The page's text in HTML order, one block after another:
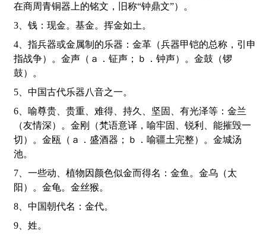
在商周青铜器上的铭文，旧称“钟鼎文”）。
3、钱：现金。基金。挥金如土。
4、指兵器或金属制的乐器：金革（兵器甲铠的总称，引申
指战争）。金声（ａ．钲声；ｂ．钟声）。金鼓（锣
鼓）。
5、中国古代乐器八音之一。
6、喻尊贵、贵重、难得、持久、坚固、有光泽等：金兰
（友情深）。金刚（梵语意译，喻牢固、锐利、能摧毁一
切）。金瓯（ａ．盛酒器；ｂ．喻疆土完整）。金城汤
池。
7、一些动、植物因颜色似金而得名：金鱼。金乌（太
阳）。金龟。金丝猴。
8、中国朝代名：金代。
9、姓。